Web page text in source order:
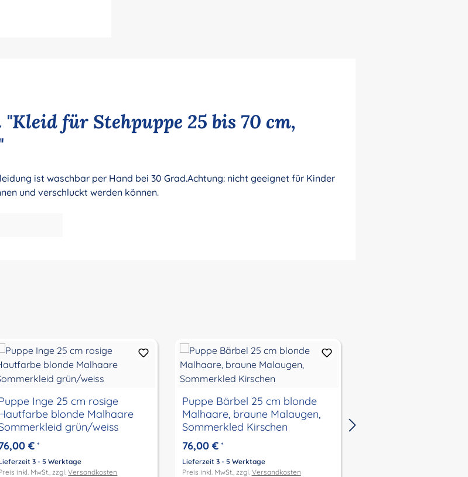
für Stehpuppe 25 bis 70 cm,
ist waschbar per Hand bei 30 Grad.Achtung: nicht geeignet für Kinder
und verschluckt werden können.
Inge 25 cm rosige
blonde Malhaare
grün/weiss
€ *
3 - 5 Werktage
inkl. MwSt., zzgl.Versandkosten
Puppe Bärbel 25 cm blonde
Malhaare, braune Malaugen,
Sommerkled Kirschen
76,00 €*
Lieferzeit 3 - 5 Werktage
Preis inkl. MwSt., zzgl. Versandkosten